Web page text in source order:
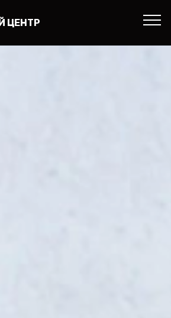
ЦЕНТР